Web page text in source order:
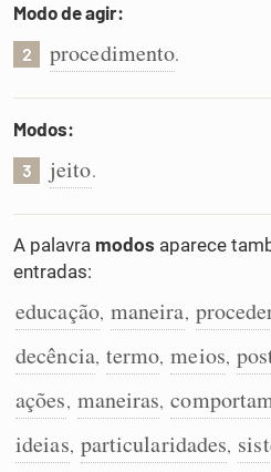
Cata-letras
Conexões
Caça-palavras
Dicionário
Sinônimos
Modo de agir:
2 procedimento.
Modos:
3 jeito.
A palavra modos aparece
entradas:
educação, maneira,
decência, termo, meios,
ações, maneiras,
ideias, particularidades,